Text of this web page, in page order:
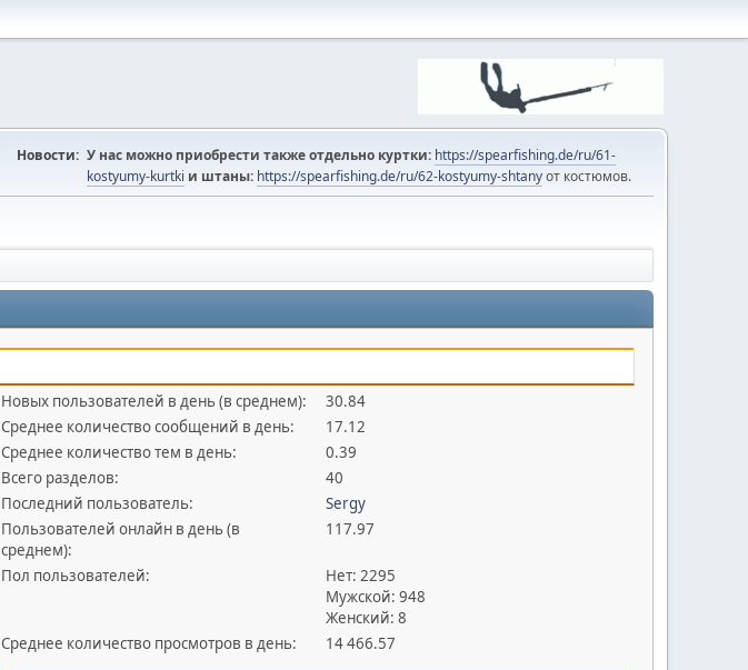
Новости: У нас можно приобрести также отдельно куртки: https://spearfishing.de/ru/61-
kostyumy-kurtki и штаны: https://spearfishing.de/ru/62-kostyumy-shtanyот костюмов.
Новых пользователей в день (в среднем):
30.84
Среднее количество сообщений в день:
17.12
Среднее количество тем в день:
0.39
Всего разделов:
40
Последний пользователь:
Sergy
Пользователей онлайн в день (в
среднем):
117.97
Пол пользователей:
Нет: 2295
Мужской: 948
Женский: 8
Среднее количество просмотров в день:
14 466.57